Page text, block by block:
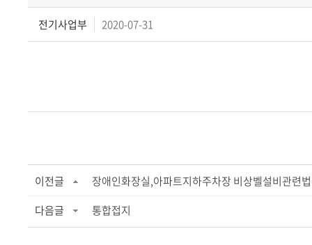
전기사업부 2020-07-31
이전글
장애인화장실,아파트지하주차장 비상벨설비관련
다음글
통합접지